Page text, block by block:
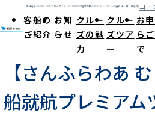
電話番号:03-6284-1264 / フリーダイヤル:0120-868031営業時間:9:30-12:00 / 13:00-17:00(休日:土、日、祝祭日) コ
客船の
ご紹介
お知
らせ
クルー
ズの魅
力
クルー
ズツア
ー
お
ら
で
【さんふらわあ
船就航プレミアム